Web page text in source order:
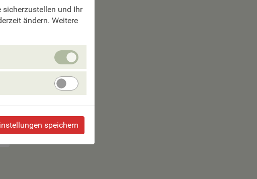
sicherzustellen und Ihr
ändern. Weitere
Cookies
speichern